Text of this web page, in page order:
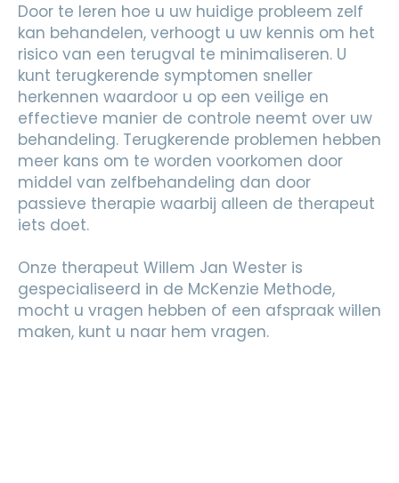
Door te leren hoe u uw huidige probleem zelf
kan behandelen, verhoogt u uw kennis om het
risico van een terugval te minimaliseren. U
kunt terugkerende symptomen sneller
herkennen waardoor u op een veilige en
effectieve manier de controle neemt over uw
behandeling. Terugkerende problemen hebben
meer kans om te worden voorkomen door
middel van zelfbehandeling dan door
passieve therapie waarbij alleen de therapeut
iets doet.
Onze therapeut Willem Jan Wester is
gespecialiseerd in de McKenzie Methode,
mocht u vragen hebben of een afspraak willen
maken, kunt u naar hem vragen.